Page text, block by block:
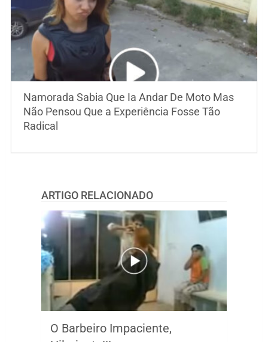
Namorada Sabia Que Ia Andar De Moto Mas
Não Pensou Que a Experiência Fosse Tão
Radical
ARTIGO RELACIONADO
O Barbeiro Impaciente,